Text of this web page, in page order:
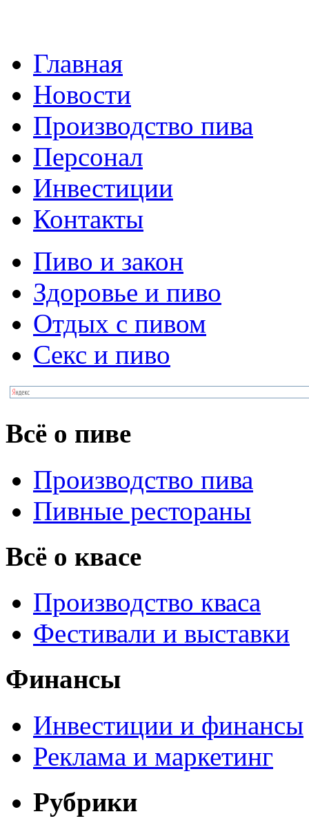
Главная
Новости
Производство пива
Персонал
Инвестиции
Контакты
Пиво и закон
Здоровье и пиво
Отдых с пивом
Секс и пиво
Всё о пиве
Производство пива
Пивные рестораны
Всё о квасе
Производство кваса
Фестивали и выставки
Финансы
Инвестиции и финансы
Реклама и маркетинг
Рубрики